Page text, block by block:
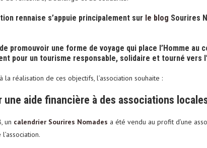
rennaise s’appuie principalement sur le blog Sourires
promouvoir une forme de voyage qui place l’Homme au
pour un tourisme responsable, solidaire et tourné vers
la réalisation de ces objectifs, l’association souhaite :
une aide financière à des associations
un calendrier Sourires Nomades a été vendu au profit d’une